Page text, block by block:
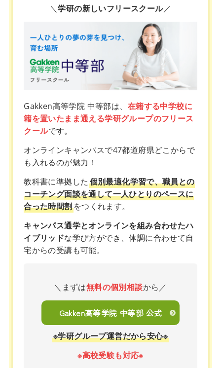
＼学研の新しいフリースクール／
Gakken高等学院 中等部は、 在籍する中学校に
籍を置いたまま通える学研グループのフリース
クールです。
オンラインキャンパスで47都道府県どこからで
も入れるのが魅力！
教科書に準拠した個別最適化学習で、職員との
コーチング面談を通して一人ひとりのペースに
合った時間割をつくれます。
キャンパス通学とオンラインを組み合わせたハ
イブリッドな学び方ができ、体調に合わせて自
宅からの受講も可能。
＼まずは無料の個別相談から／
Gakken高等学院 中等部 公式
※学研グループ運営だから安心※
※高校受験も対応※